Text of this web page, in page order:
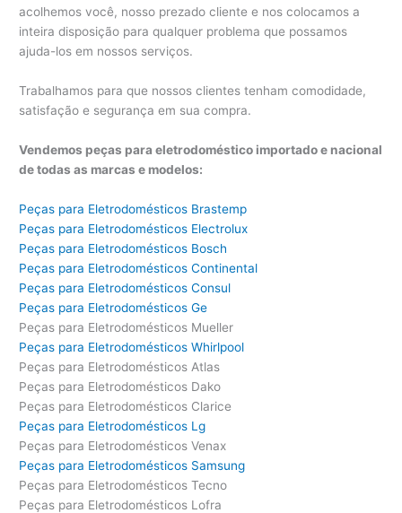
acolhemos você, nosso prezado cliente e nos colocamos a
inteira disposição para qualquer problema que possamos
ajuda-los em nossos serviços.
Trabalhamos para que nossos clientes tenham comodidade,
satisfação e segurança em sua compra.
Vendemos peças para eletrodoméstico importado e nacional
de todas as marcas e modelos:
Peças para Eletrodomésticos Brastemp
Peças para Eletrodomésticos Electrolux
Peças para Eletrodomésticos Bosch
Peças para Eletrodomésticos Continental
Peças para Eletrodomésticos Consul
Peças para Eletrodomésticos Ge
Peças para Eletrodomésticos Mueller
Peças para Eletrodomésticos Whirlpool
Peças para Eletrodomésticos Atlas
Peças para Eletrodomésticos Dako
Peças para Eletrodomésticos Clarice
Peças para Eletrodomésticos Lg
Peças para Eletrodomésticos Venax
Peças para Eletrodomésticos Samsung
Peças para Eletrodomésticos Tecno
Peças para Eletrodomésticos Lofra